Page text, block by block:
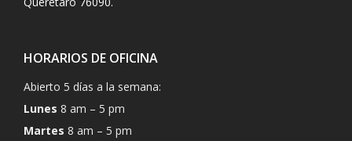
HORARIOS DE OFICINA
Abierto 5 días a la semana:
Lunes 8 am – 5 pm
Martes 8 am – 5 pm